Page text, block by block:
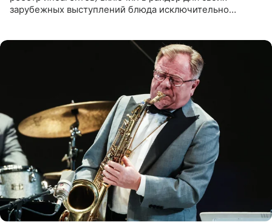
зарубежных выступлений блюда исключительно